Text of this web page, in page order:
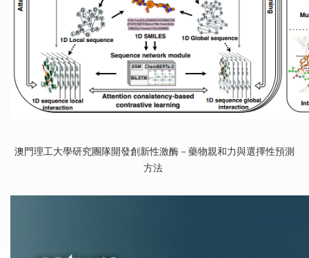
澳門理工大學研究團隊開發創新性激酶－藥物親和力與選擇性預測
方法